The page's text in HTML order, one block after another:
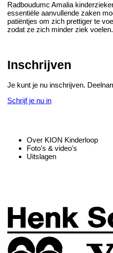
Radboudumc Amalia
essentiële aanvullende zaken
patiëntjes om zich prettiger te
zodat ze zich minder ziek
Inschrijven
Je kunt je nu inschrijven.
Schrijf je nu in
Over KION Kinderloop
Foto's & video's
Uitslagen